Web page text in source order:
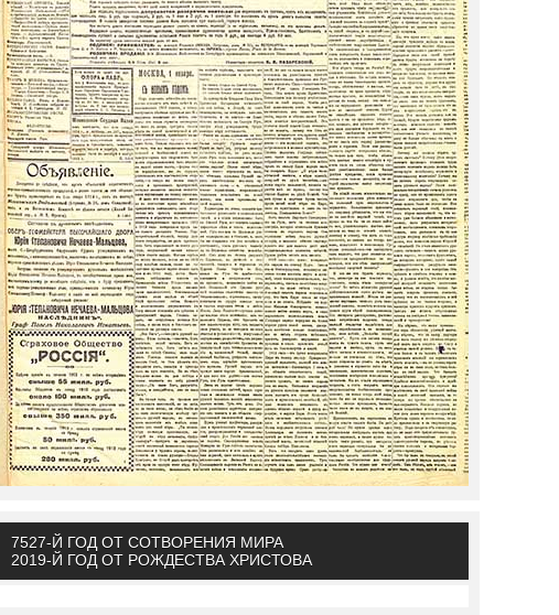
7527-Й ГОД ОТ СОТВОРЕНИЯ МИРА
2019-Й ГОД ОТ РОЖДЕСТВА ХРИСТОВА